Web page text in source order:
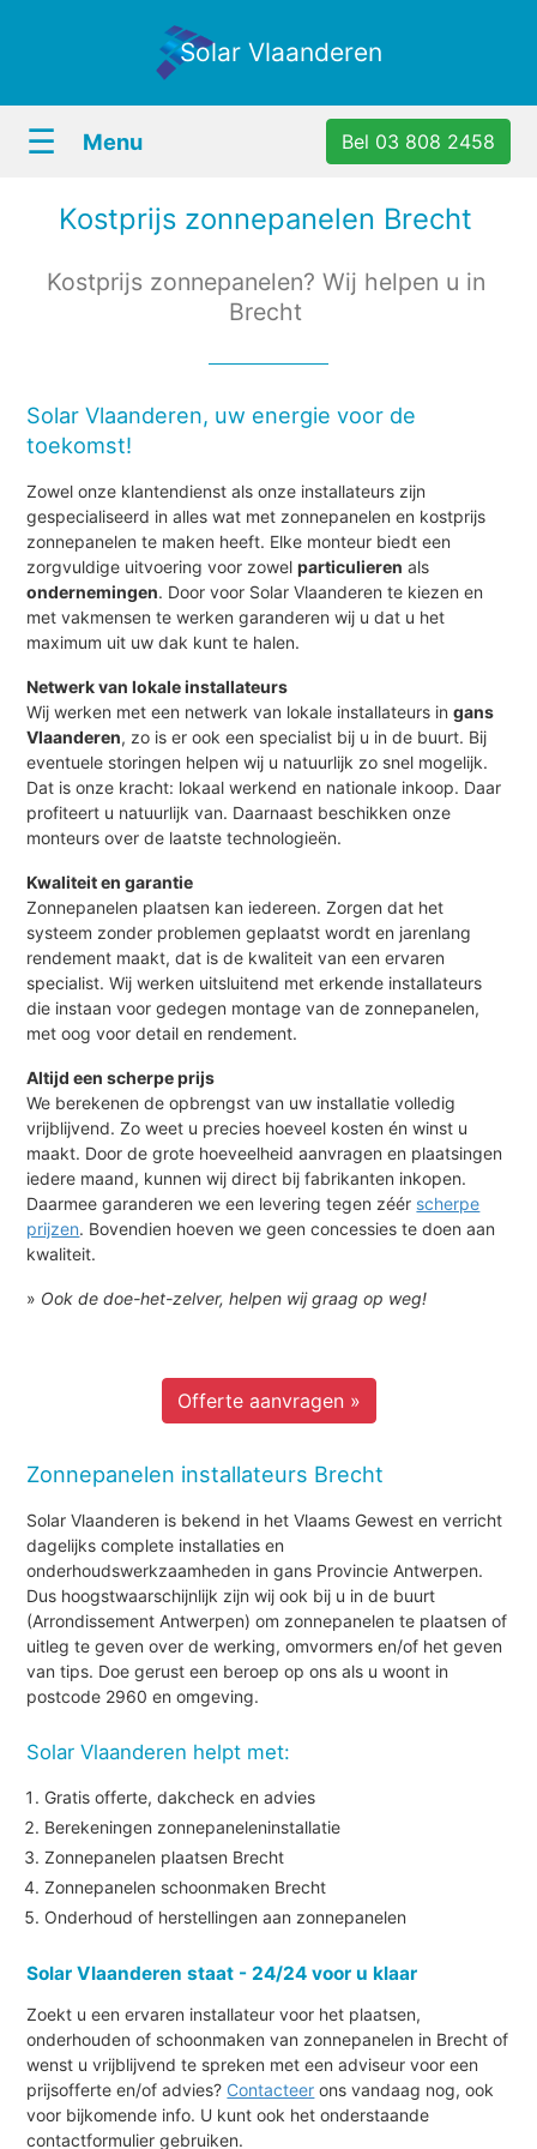
Solar Vlaanderen
☰ Menu Bel 03 808 2458
Kostprijs zonnepanelen Brecht
Kostprijs zonnepanelen? Wij helpen u in
Brecht
Solar Vlaanderen, uw energie voor de
toekomst!
Zowel onze klantendienst als onze installateurs zijn
gespecialiseerd in alles wat met zonnepanelen en kostprijs
zonnepanelen te maken heeft. Elke monteur biedt een
zorgvuldige uitvoering voor zowelparticulieren als
ondernemingen. Door voor Solar Vlaanderen te kiezen en
met vakmensen te werken garanderen wij u dat u het
maximum uit uw dak kunt te halen.
Netwerk van lokale installateurs
Wij werken met een netwerk van lokale installateurs ingans
Vlaanderen, zo is er ook een specialist bij u in de buurt. Bij
eventuele storingen helpen wij u natuurlijk zo snel mogelijk.
Dat is onze kracht: lokaal werkend en nationale inkoop. Daar
profiteert u natuurlijk van. Daarnaast beschikken onze
monteurs over de laatste technologieën.
Kwaliteit en garantie
Zonnepanelen plaatsen kan iedereen. Zorgen dat het
systeem zonder problemen geplaatst wordt en jarenlang
rendement maakt, dat is de kwaliteit van een ervaren
specialist. Wij werken uitsluitend met erkende installateurs
die instaan voor gedegen montage van de zonnepanelen,
met oog voor detail en rendement.
Altijd een scherpe prijs
We berekenen de opbrengst van uw installatie volledig
vrijblijvend. Zo weet u precies hoeveel kosten én winst u
maakt. Door de grote hoeveelheid aanvragen en plaatsingen
iedere maand, kunnen wij direct bij fabrikanten inkopen.
Daarmee garanderen we een levering tegen zéér scherpe
prijzen. Bovendien hoeven we geen concessies te doen aan
kwaliteit.
» Ook de doe-het-zelver, helpen wij graag op weg!
Offerte aanvragen »
Zonnepanelen installateurs Brecht
Solar Vlaanderen is bekend in het Vlaams Gewest en verricht
dagelijks complete installaties en
onderhoudswerkzaamheden in gans Provincie Antwerpen.
Dus hoogstwaarschijnlijk zijn wij ook bij u in de buurt
(Arrondissement Antwerpen) om zonnepanelen te plaatsen of
uitleg te geven over de werking, omvormers en/of het geven
van tips. Doe gerust een beroep op ons als u woont in
postcode 2960 en omgeving.
Solar Vlaanderen helpt met:
Gratis offerte, dakcheck en advies
Berekeningen zonnepaneleninstallatie
Zonnepanelen plaatsen Brecht
Zonnepanelen schoonmaken Brecht
Onderhoud of herstellingen aan zonnepanelen
Solar Vlaanderen staat - 24/24 voor u klaar
Zoekt u een ervaren installateur voor het plaatsen,
onderhouden of schoonmaken van zonnepanelen in Brecht of
wenst u vrijblijvend te spreken met een adviseur voor een
prijsofferte en/of advies? Contacteer ons vandaag nog, ook
voor bijkomende info. U kunt ook het onderstaande
contactformulier gebruiken.